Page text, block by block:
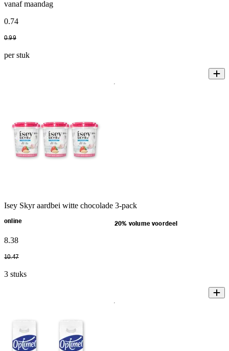
vanaf maandag
0.74
0.99
per stuk
Isey Skyr aardbei witte chocolade 3-pack
online 20% volume voordeel
8.38
10.47
3 stuks